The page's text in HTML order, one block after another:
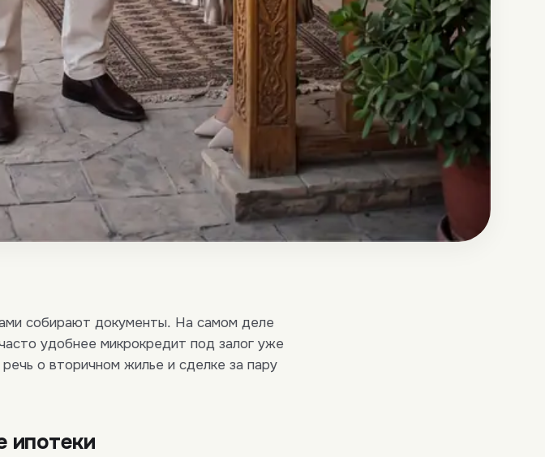
собирают документы. На самом деле
удобнее микрокредит под залог уже
о вторичном жилье и сделке за пару
ипотеки